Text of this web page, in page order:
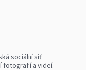
sociální síť
fotografií a videí.